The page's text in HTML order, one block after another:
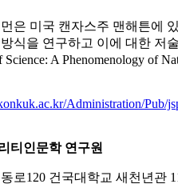
은 미국 캔자스주 맨해튼에
식을 연구하고 이에 대한 저술
Science: A Phenomenology of
Administration/Pub/
티인문학 연구원
로120 건국대학교 새천년관